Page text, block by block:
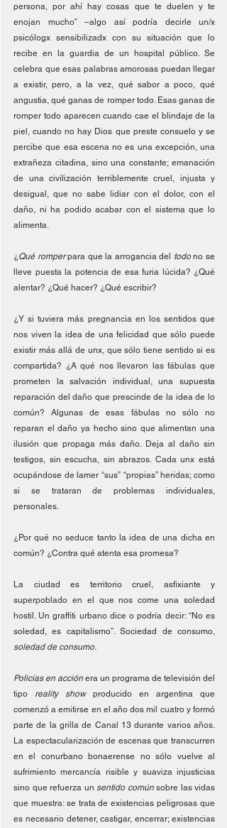
persona, por ahí hay cosas que te duelen y te
enojan mucho” –algo así podría decirle un/x
psicólogx sensibilizadx con su situación que lo
recibe en la guardia de un hospital público. Se
celebra que esas palabras amorosas puedan llegar
a existir, pero, a la vez, qué sabor a poco, qué
angustia, qué ganas de romper todo. Esas ganas de
romper todo aparecen cuando cae el blindaje de la
piel, cuando no hay Dios que preste consuelo y se
percibe que esa escena no es una excepción, una
extrañeza citadina, sino una constante; emanación
de una civilización terriblemente cruel, injusta y
desigual, que no sabe lidiar con el dolor, con el
daño, ni ha podido acabar con el sistema que lo
alimenta.
¿Qué romper para que la arrogancia del todo no se
lleve puesta la potencia de esa furia lúcida? ¿Qué
alentar? ¿Qué hacer? ¿Qué escribir?
¿Y si tuviera más pregnancia en los sentidos que
nos viven la idea de una felicidad que sólo puede
existir más allá de unx, que sólo tiene sentido si es
compartida? ¿A qué nos llevaron las fábulas que
prometen la salvación individual, una supuesta
reparación del daño que prescinde de la idea de lo
común? Algunas de esas fábulas no sólo no
reparan el daño ya hecho sino que alimentan una
ilusión que propaga más daño. Deja al daño sin
testigos, sin escucha, sin abrazos. Cada unx está
ocupándose de lamer “sus” “propias” heridas; como
si se trataran de problemas individuales,
personales.
¿Por qué no seduce tanto la idea de una dicha en
común? ¿Contra qué atenta esa promesa?
La ciudad es territorio cruel, asfixiante y
superpoblado en el que nos come una soledad
hostil. Un graffiti urbano dice o podría decir: “No es
soledad de consumo.
Policías en acción era un programa de televisión del
tipo reality show producido en argentina que
comenzó a emitirse en el año dos mil cuatro y formó
parte de la grilla de Canal 13 durante varios años.
La espectacularización de escenas que transcurren
en el conurbano bonaerense no sólo vuelve al
sufrimiento mercancía risible y suaviza injusticias
sino que refuerza un sentido común sobre las vidas
que muestra: se trata de existencias peligrosas que
es necesario detener, castigar, encerrar; existencias